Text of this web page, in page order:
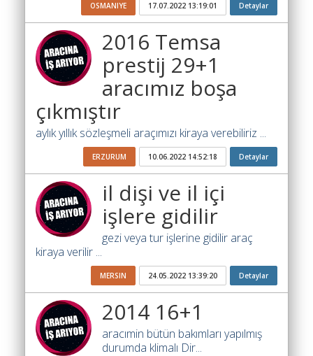
Blog
Katsayısı
Ajandam
Hakkımızda
İletişim
OSMANIYE 17.07.2022 13:19:01 Detaylar
2016 Temsa
prestij 29+1
aracımız boşa
çıkmıştır
aylık yıllık sözleşmeli araçımızı kiraya verebiliriz ...
ERZURUM 10.06.2022 14:52:18 Detaylar
il dişi ve il içi
işlere gidilir
gezi veya tur işlerine gidilir araç
kiraya verilir ...
MERSIN 24.05.2022 13:39:20 Detaylar
2014 16+1
aracımin bütün bakımları yapılmış
durumda klimalı Dir...